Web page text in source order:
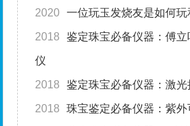
2020 一位玩玉发烧友是如何玩
2018 鉴定珠宝必备仪器：傅
仪
2018 鉴定珠宝必备仪器：激光
2018 珠宝鉴定必备仪器：紫